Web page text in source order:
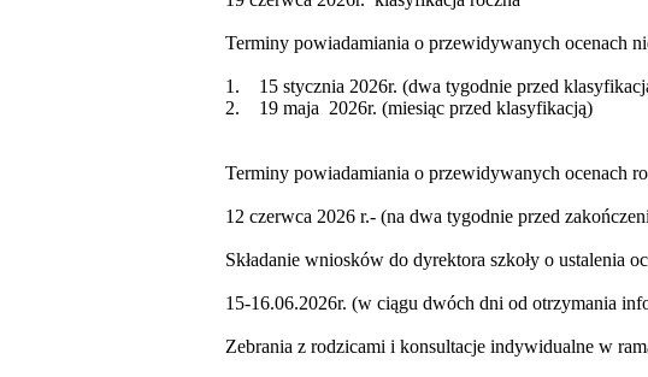
Terminy powiadamiania o przewidywanych ocenach
1. 15 stycznia 2026r. (dwa tygodnie przed
2. 19 maja 2026r. (miesiąc przed klasyfikacją)
Terminy powiadamiania o przewidywanych ocenach
12 czerwca 2026 r.- (na dwa tygodnie przed
Składanie wniosków do dyrektora szkoły o ustalenia
15-16.06.2026r. (w ciągu dwóch dni od otrzymania
Zebrania z rodzicami i konsultacje indywidualne w